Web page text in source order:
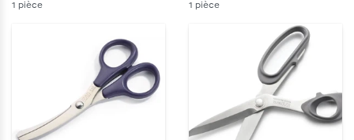
1 pièce 1 pièce